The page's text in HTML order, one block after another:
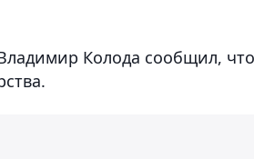
Колода сообщил,